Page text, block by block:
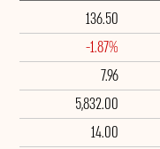
136.50
-1.87%
7.96
5,832.00
14.00